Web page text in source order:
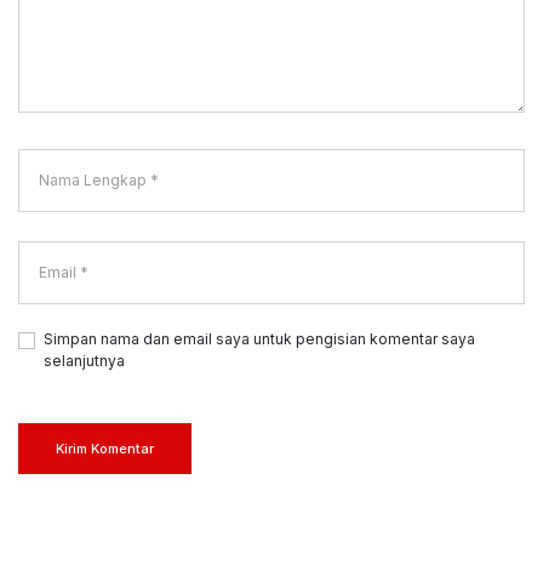
Simpan nama dan email saya untuk pengisian komentar saya
selanjutnya
Kirim Komentar